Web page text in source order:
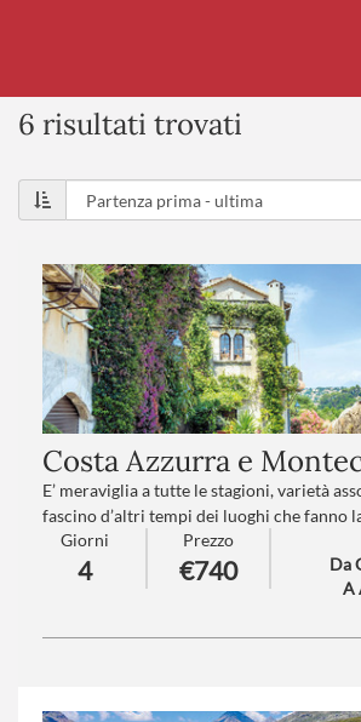
6 risultati trovati
Costa Azzurra e
E’ meraviglia a tutte le stagioni, varietà
fascino d’altri tempi dei luoghi che fanno
luce ha sedotto e personaggi e artisti fra i
mondo. Lasciatevi trasportare dal suo
: minimo 20 -
Giorni
4
Prezzo
€740
Da
A